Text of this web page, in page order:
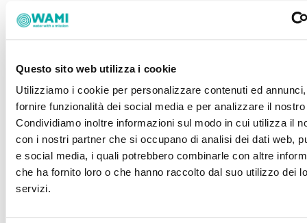
Questo sito web utilizza i cookie
Utilizziamo i cookie per personalizzare contenuti ed
fornire funzionalità dei social media e per analizzare il
Condividiamo inoltre informazioni sul modo in cui utilizza il
con i nostri partner che si occupano di analisi dei dati web,
e social media, i quali potrebbero combinarle con altre
che ha fornito loro o che hanno raccolto dal suo utilizzo dei
servizi.
all’inizio pensavamo molto anche
all’educazione e
concentrate sempre di più sull’aspetto di
nostra vena pedagogica. In Italia è difficile comunicare la
posto, che è sì ristorante, ma anche spazio espositivo, negozio
d’arte… non è facile far capire alle persone che
la funzionalità
multiforme, proprio come noi, proprio come l’arte.